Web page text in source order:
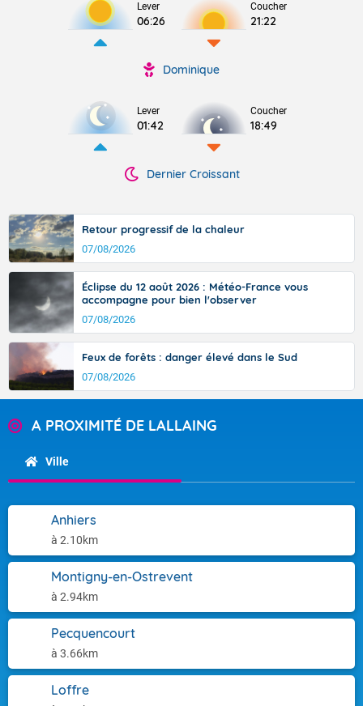
Lever
06:26
Coucher
21:22
Dominique
Lever
01:42
Coucher
18:49
Dernier Croissant
Retour progressif de la chaleur
07/08/2026
Éclipse du 12 août 2026 : Météo-France vous
accompagne pour bien l'observer
07/08/2026
Feux de forêts : danger élevé dans le Sud
07/08/2026
A PROXIMITÉ DE LALLAING
Ville
Anhiers
à 2.10km
Montigny-en-Ostrevent
à 2.94km
Pecquencourt
à 3.66km
Loffre